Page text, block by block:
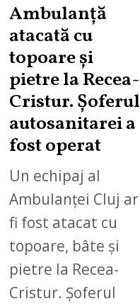
Ambulanță
atacată cu
topoare și
pietre la Recea-
Cristur. Șoferul
autosanitarei a
fost operat
Un echipaj al
Ambulanței Cluj ar
fi fost atacat cu
topoare, bâte și
pietre la Recea-
Cristur. Șoferul